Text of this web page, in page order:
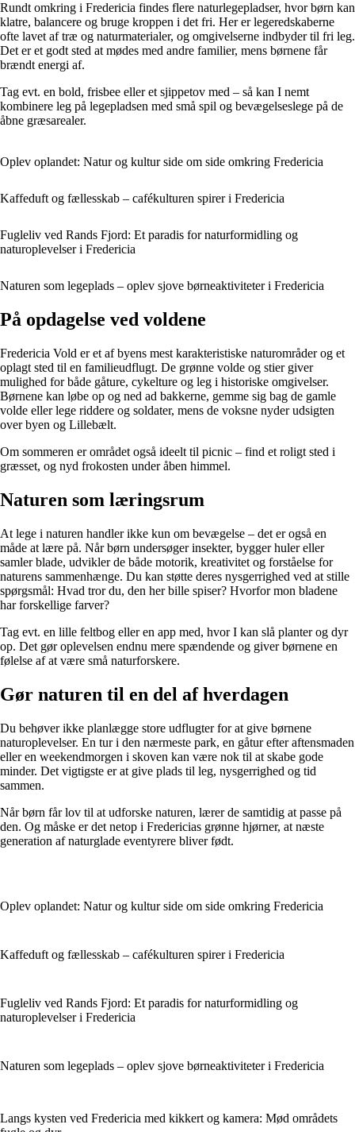
Rundt omkring i Fredericia findes flere naturlegepladser, hvor børn kan
klatre, balancere og bruge kroppen i det fri. Her er legeredskaberne
ofte lavet af træ og naturmaterialer, og omgivelserne indbyder til fri leg.
Det er et godt sted at mødes med andre familier, mens børnene får
brændt energi af.
Tag evt. en bold, frisbee eller et sjippetov med – så kan I nemt
kombinere leg på legepladsen med små spil og bevægelseslege på de
åbne græsarealer.
Oplev oplandet: Natur og kultur side om side omkring Fredericia
Kaffeduft og fællesskab – cafékulturen spirer i Fredericia
Fugleliv ved Rands Fjord: Et paradis for naturformidling og
naturoplevelser i Fredericia
Naturen som legeplads – oplev sjove børneaktiviteter i Fredericia
På opdagelse ved voldene
Fredericia Vold er et af byens mest karakteristiske naturområder og et
oplagt sted til en familieudflugt. De grønne volde og stier giver
mulighed for både gåture, cykelture og leg i historiske omgivelser.
Børnene kan løbe op og ned ad bakkerne, gemme sig bag de gamle
volde eller lege riddere og soldater, mens de voksne nyder udsigten
over byen og Lillebælt.
Om sommeren er området også ideelt til picnic – find et roligt sted i
græsset, og nyd frokosten under åben himmel.
Naturen som læringsrum
At lege i naturen handler ikke kun om bevægelse – det er også en
måde at lære på. Når børn undersøger insekter, bygger huler eller
samler blade, udvikler de både motorik, kreativitet og forståelse for
naturens sammenhænge. Du kan støtte deres nysgerrighed ved at stille
spørgsmål: Hvad tror du, den her bille spiser? Hvorfor mon bladene
har forskellige farver?
Tag evt. en lille feltbog eller en app med, hvor I kan slå planter og dyr
op. Det gør oplevelsen endnu mere spændende og giver børnene en
følelse af at være små naturforskere.
Gør naturen til en del af hverdagen
Du behøver ikke planlægge store udflugter for at give børnene
naturoplevelser. En tur i den nærmeste park, en gåtur efter aftensmaden
eller en weekendmorgen i skoven kan være nok til at skabe gode
minder. Det vigtigste er at give plads til leg, nysgerrighed og tid
sammen.
Når børn får lov til at udforske naturen, lærer de samtidig at passe på
den. Og måske er det netop i Fredericias grønne hjørner, at næste
generation af naturglade eventyrere bliver født.
Oplev oplandet: Natur og kultur side om side omkring Fredericia
Kaffeduft og fællesskab – cafékulturen spirer i Fredericia
Fugleliv ved Rands Fjord: Et paradis for naturformidling og
naturoplevelser i Fredericia
Naturen som legeplads – oplev sjove børneaktiviteter i Fredericia
Langs kysten ved Fredericia med kikkert og kamera: Mød områdets